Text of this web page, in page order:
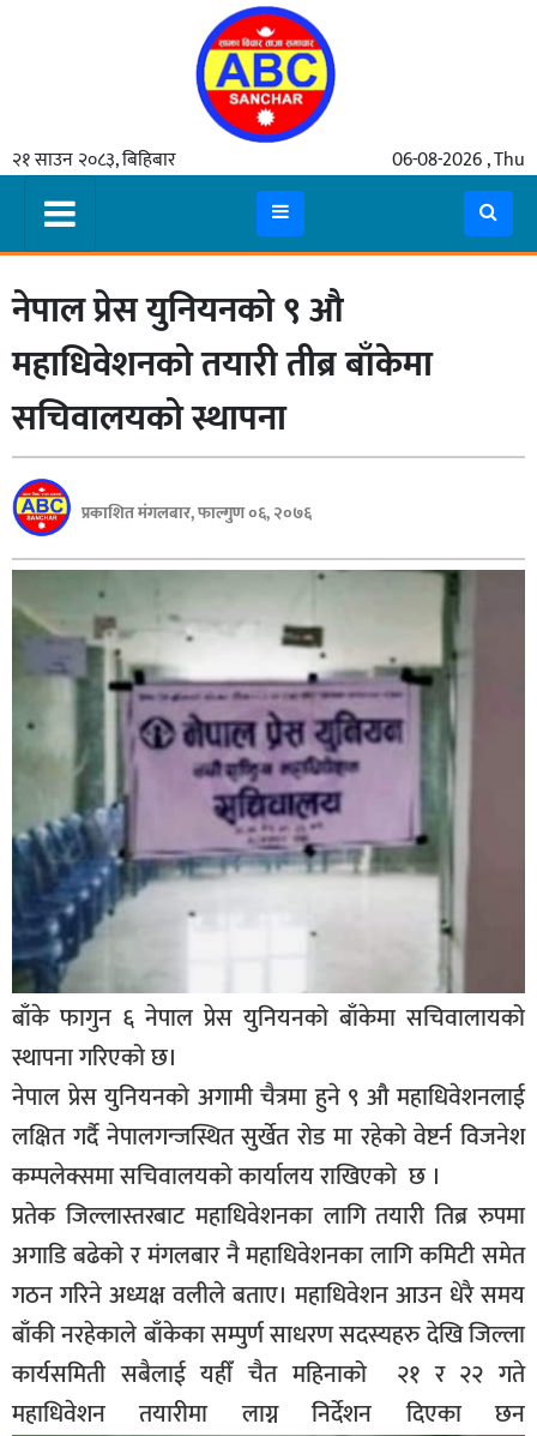
२१ साउन २०८३, बिहिबार 06-08-2026 , Thu
समाचार
मुख्य
समाचार
कुटनीती
अर्थ
रसरङ्ग
यौन/
स्वास्थ्य
भिडियो
बिशेष
भिडियो
पत्रपत्रिका
अचम्म
दुनिया
बिचार
कुराकानी
जीवनशैली
साहित्य
सूचना-
प्रवधि
नेपाल प्रेस युनियनको ९ औ
महाधिवेशनको तयारी तीब्र बाँकेमा
सचिवालयको स्थापना
प्रकाशित मंगलबार, फाल्गुण ०६, २०७६
बाँके फागुन ६ नेपाल प्रेस युनियनको बाँकेमा सचिवालायको
स्थापना गरिएको छ।
नेपाल प्रेस युनियनको अगामी चैत्रमा हुने ९ औ महाधिवेशनलाई
लक्षित गर्दै नेपालगन्जस्थित सुर्खेत रोड मा रहेको वेष्टर्न विजनेश
कम्पलेक्समा सचिवालयको कार्यालय राखिएको छ ।
प्रतेक जिल्लास्तरबाट महाधिवेशनका लागि तयारी तिब्र रुपमा
अगाडि बढेको र मंगलबार नै महाधिवेशनका लागि कमिटी समेत
गठन गरिने अध्यक्ष वलीले बताए। महाधिवेशन आउन धेरै समय
बाँकी नरहेकाले बाँकेका सम्पुर्ण साधरण सदस्यहरु देखि जिल्ला
कार्यसमिती सबैलाई यहीँ चैत महिनाको २१ र २२ गते
महाधिवेशन तयारीमा लाग्न निर्देशन दिएका छन